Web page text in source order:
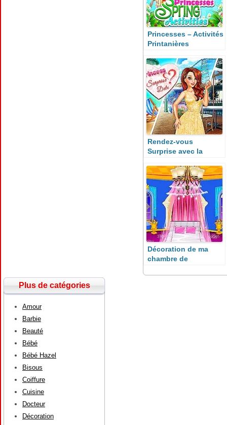
Princesses – Activités
Printanières
Rendez-vous
Surprise avec la
Décoration de ma
chambre de
Plus de catégories
Amour
Barbie
Beauté
Bébé
Bébé Hazel
Bisous
Coiffure
Cuisine
Docteur
Décoration